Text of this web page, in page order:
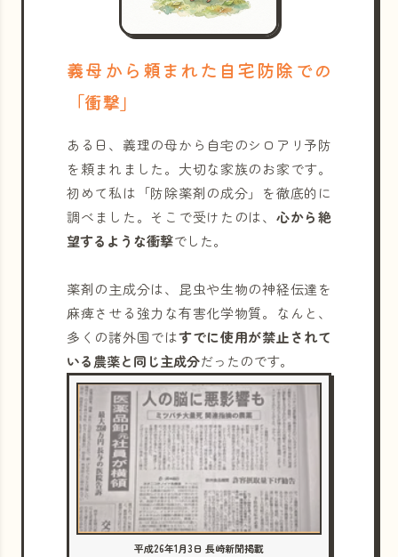
義母から頼まれた自宅防除での
「衝撃」
ある日、義理の母から自宅のシロアリ予防
を頼まれました。大切な家族のお家です。
初めて私は「防除薬剤の成分」を徹底的に
調べました。そこで受けたのは、 心から絶
望するような衝撃でした。
薬剤の主成分は、昆虫や生物の神経伝達を
麻痺させる強力な有害化学物質。なんと、
多くの諸外国ではすでに使用が禁止されて
いる農薬と同じ主成分だったのです。
平成26年1月3日 長崎新聞掲載